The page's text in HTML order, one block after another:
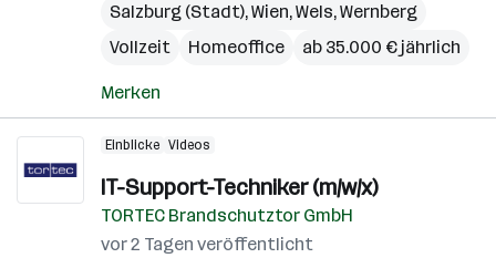
Salzburg (Stadt),Wien,Wels,Wernberg
Vollzeit
Homeoffice ab 35.000 € jährlich
Merken
Einblicke Videos
IT-Support-Techniker (m/w/x)
TORTEC Brandschutztor GmbH
vor 2 Tagen veröffentlicht